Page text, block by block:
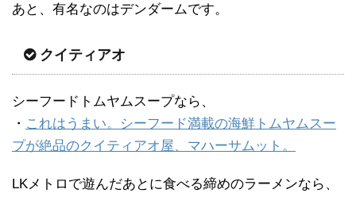
あと、有名なのはデンダームです。
クイティアオ
シーフードトムヤムスープなら、
・ これはうまい。シーフード満載の海鮮トムヤムスー
プが絶品のクイティアオ屋、マハーサムット。
LKメトロで遊んだあとに食べる締めのラーメンなら、